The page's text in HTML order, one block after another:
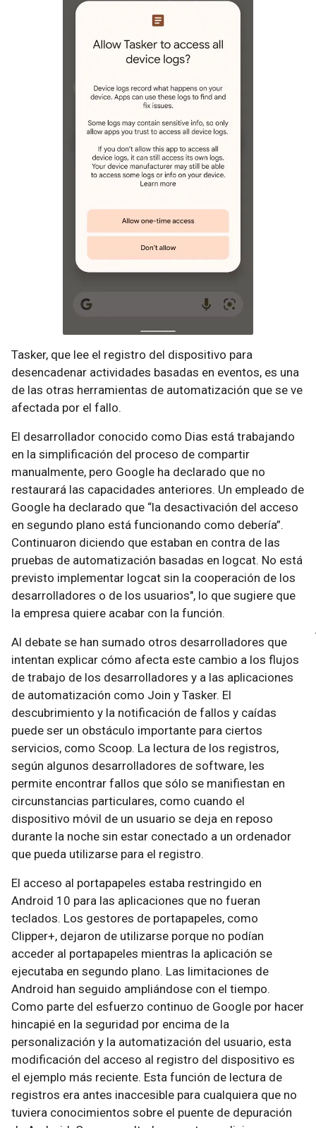
Tasker, que lee el registro del dispositivo para
desencadenar actividades basadas en eventos, es una
de las otras herramientas de automatización que se ve
afectada por el fallo.
El desarrollador conocido como Dias está trabajando
en la simplificación del proceso de compartir
manualmente, pero Google ha declarado que no
restaurará las capacidades anteriores. Un empleado de
Google ha declarado que “la desactivación del acceso
en segundo plano está funcionando como debería”.
Continuaron diciendo que estaban en contra de las
pruebas de automatización basadas en logcat. No está
previsto implementar logcat sin la cooperación de los
desarrolladores o de los usuarios", lo que sugiere que
la empresa quiere acabar con la función.
Al debate se han sumado otros desarrolladores que
intentan explicar cómo afecta este cambio a los flujos
de trabajo de los desarrolladores y a las aplicaciones
de automatización como Join y Tasker. El
descubrimiento y la notificación de fallos y caídas
puede ser un obstáculo importante para ciertos
servicios, como Scoop. La lectura de los registros,
según algunos desarrolladores de software, les
permite encontrar fallos que sólo se manifiestan en
circunstancias particulares, como cuando el
dispositivo móvil de un usuario se deja en reposo
durante la noche sin estar conectado a un ordenador
que pueda utilizarse para el registro.
El acceso al portapapeles estaba restringido en
Android 10 para las aplicaciones que no fueran
teclados. Los gestores de portapapeles, como
Clipper+, dejaron de utilizarse porque no podían
acceder al portapapeles mientras la aplicación se
ejecutaba en segundo plano. Las limitaciones de
Android han seguido ampliándose con el tiempo.
Como parte del esfuerzo continuo de Google por hacer
hincapié en la seguridad por encima de la
personalización y la automatización del usuario, esta
modificación del acceso al registro del dispositivo es
el ejemplo más reciente. Esta función de lectura de
registros era antes inaccesible para cualquiera que no
tuviera conocimientos sobre el puente de depuración